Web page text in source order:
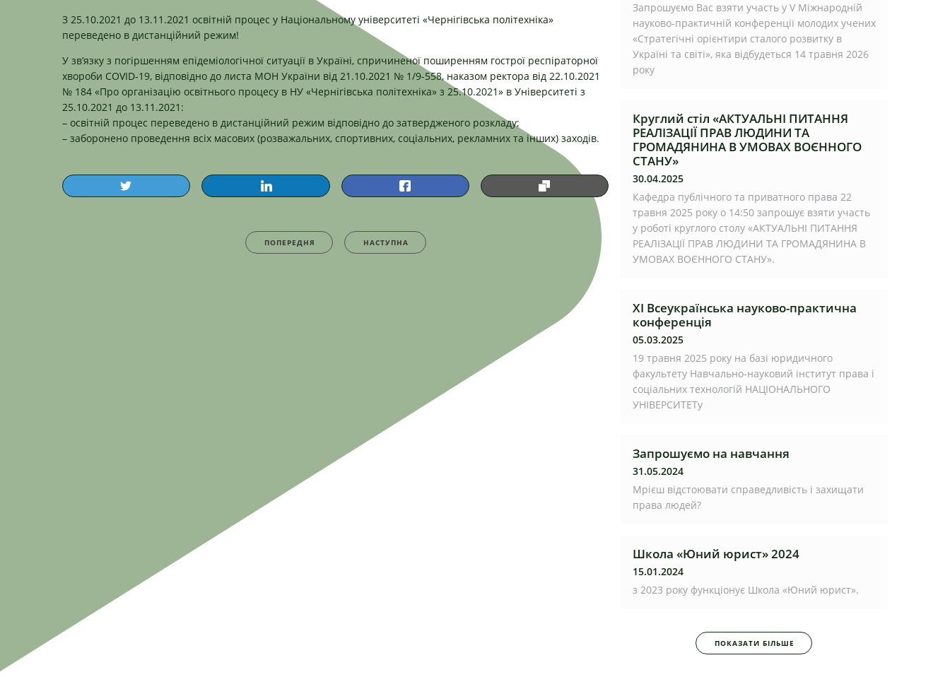
З 25.10.2021 до 13.11.2021 освітній процес у Національному університеті «Чернігівська політехніка»
переведено в дистанційний режим!
У зв’язку з погіршенням епідеміологічної ситуації в Україні, спричиненої поширенням гострої респіраторної
хвороби COVID-19, відповідно до листа МОН України від 21.10.2021 № 1/9-558, наказом ректора від 22.10.2021
№ 184 «Про організацію освітнього процесу в НУ «Чернігівська політехніка» з 25.10.2021» в Університеті з
25.10.2021 до 13.11.2021:
– освітній процес переведено в дистанційний режим відповідно до затвердженого розкладу;
– заборонено проведення всіх масових (розважальних, спортивних, соціальних, рекламних та інших) заходів.
ПОПЕРЕДНЯ НАСТУПНА
Запрошуємо Вас взяти участь у V Міжнародній
науково-практичній конференції молодих учених
«Стратегічні орієнтири сталого розвитку в
Україні та світі», яка відбудеться 14 травня 2026
року
Круглий стіл «АКТУАЛЬНІ ПИТАННЯ
РЕАЛІЗАЦІЇ ПРАВ ЛЮДИНИ ТА
ГРОМАДЯНИНА В УМОВАХ ВОЄННОГО
СТАНУ»
30.04.2025
Кафедра публічного та приватного права 22
травня 2025 року о 14:50 запрошує взяти участь
у роботі круглого столу «АКТУАЛЬНІ ПИТАННЯ
РЕАЛІЗАЦІЇ ПРАВ ЛЮДИНИ ТА ГРОМАДЯНИНА В
УМОВАХ ВОЄННОГО СТАНУ».
ХІ Всеукраїнська науково-практична
конференція
05.03.2025
19 травня 2025 року на базі юридичного
факультету Навчально-науковий інститут права і
соціальних технологій НАЦІОНАЛЬНОГО
УНІВЕРСИТЕТу
Запрошуємо на навчання
31.05.2024
Мрієш відстоювати справедливість і захищати
права людей?
Школа «Юний юрист» 2024
15.01.2024
з 2023 року функціонує Школа «Юний юрист».
ПОКАЗАТИ БІЛЬШЕ